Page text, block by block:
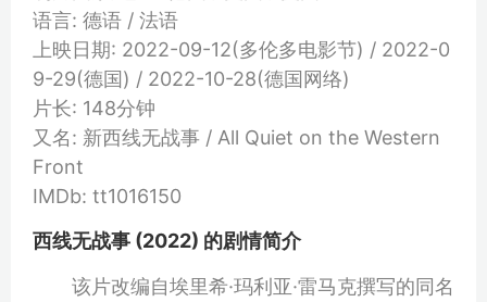
语言: 德语 / 法语
上映日期: 2022-09-12(多伦多电影节) / 2022-0
9-29(德国) / 2022-10-28(德国网络)
片长: 148分钟
又名: 新西线无战事 / All Quiet on the Western
Front
IMDb: tt1016150
西线无战事 (2022) 的剧情简介
该片改编自埃里希·玛利亚·雷马克撰写的同名